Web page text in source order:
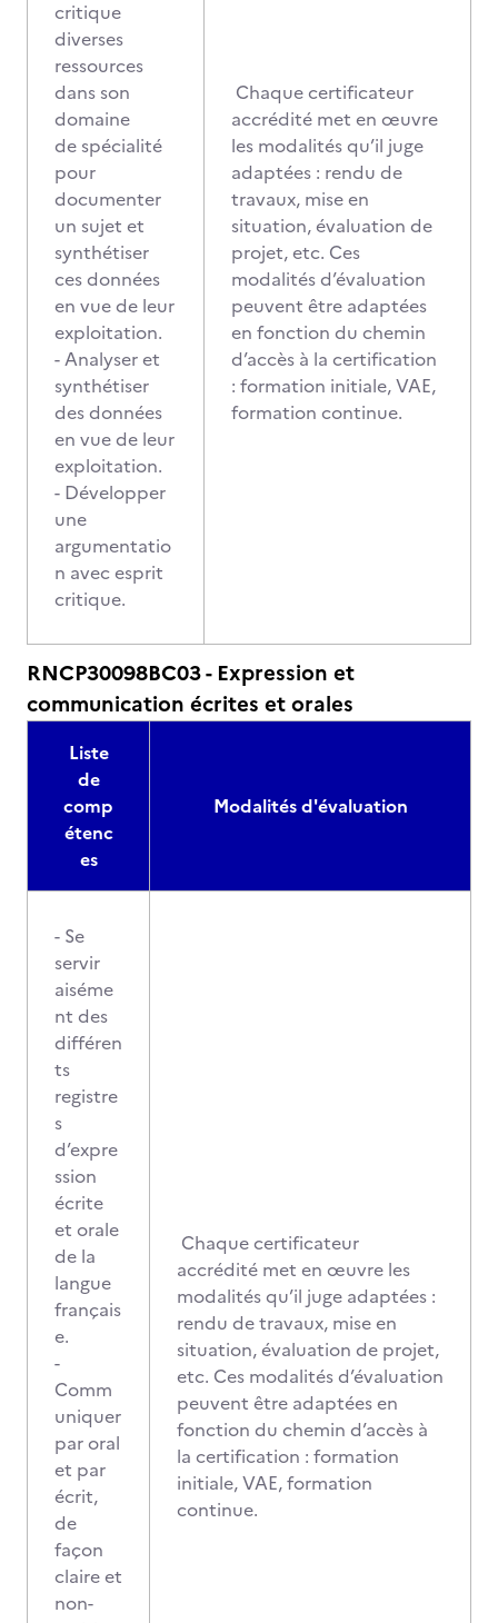
critique
diverses
ressources
dans son
domaine
de spécialité
pour
documenter
un sujet et
synthétiser
ces données
en vue de leur
exploitation.
- Analyser et
synthétiser
des données
en vue de leur
exploitation.
- Développer
une
argumentatio
n avec esprit
critique.
Chaque certificateur
accrédité met en œuvre
les modalités qu’il juge
adaptées : rendu de
travaux, mise en
situation, évaluation de
projet, etc. Ces
modalités d’évaluation
peuvent être adaptées
en fonction du chemin
d’accès à la certification
: formation initiale, VAE,
formation continue.
RNCP30098BC03 - Expression et
communication écrites et orales
Liste
de
comp
étenc
es
Modalités d'évaluation
- Se
servir
aiséme
nt des
différen
ts
registre
s
d’expre
ssion
écrite
et orale
de la
langue
français
e.
-
Comm
uniquer
par oral
et par
écrit,
de
façon
claire et
non-
Chaque certificateur
accrédité met en œuvre les
modalités qu’il juge adaptées :
rendu de travaux, mise en
situation, évaluation de projet,
etc. Ces modalités d’évaluation
peuvent être adaptées en
fonction du chemin d’accès à
la certification : formation
initiale, VAE, formation
continue.